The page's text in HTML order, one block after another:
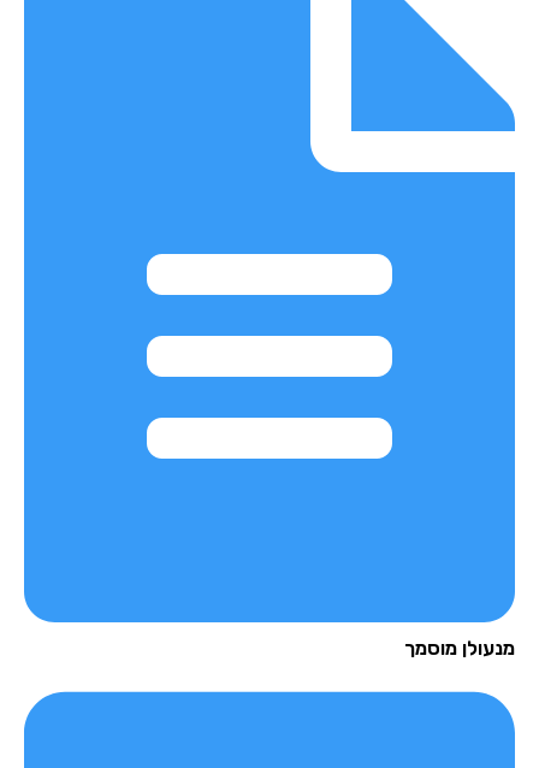
מנעולן מוסמך